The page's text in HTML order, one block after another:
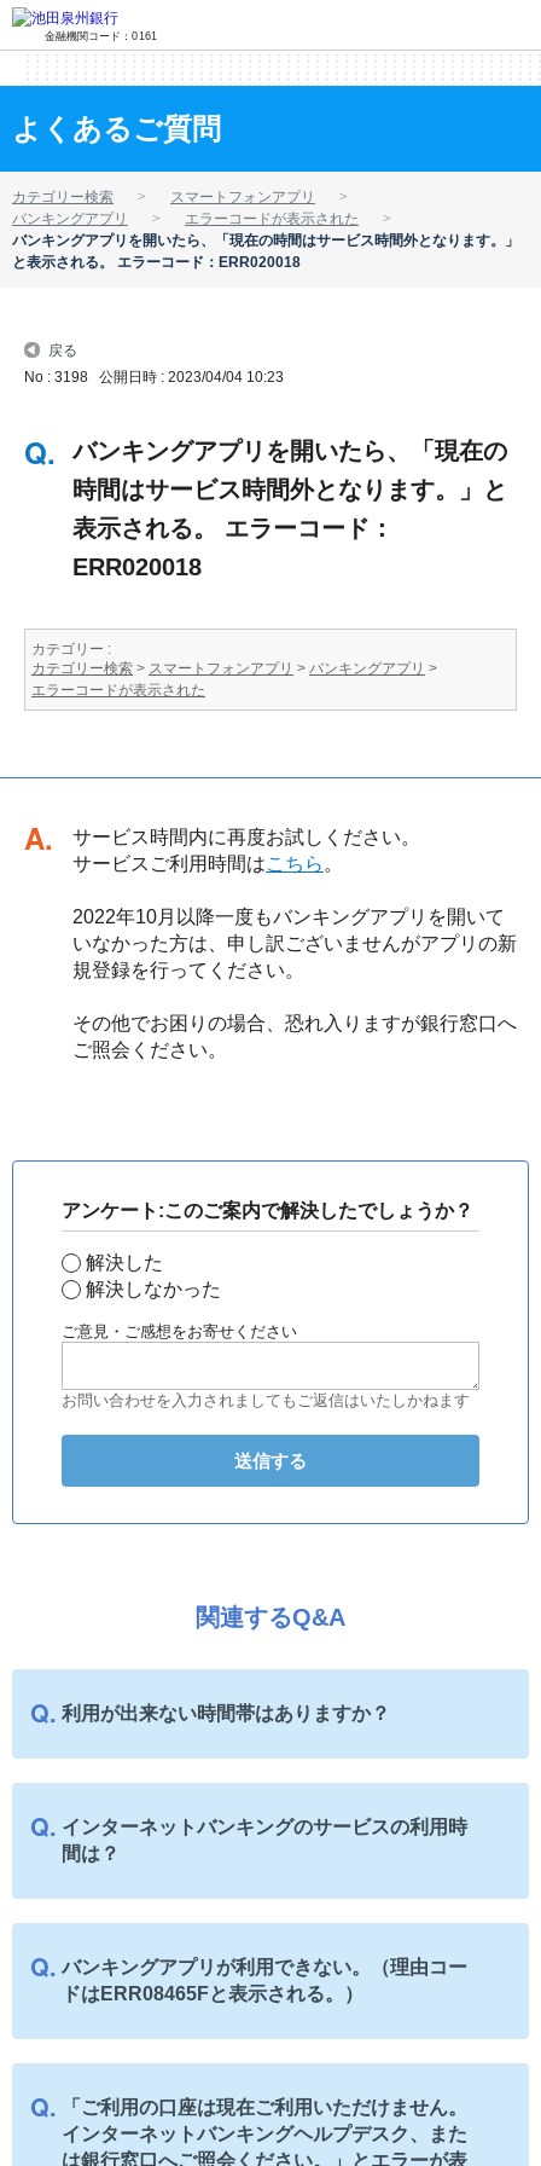
金融機関コード：0161
よくあるご質問
カテゴリー検索
スマートフォンアプリ
バンキングアプリ
エラーコードが表示された
バンキングアプリを開いたら、「現在の時間はサービス時間外となります。」
と表示される。 エラーコード：ERR020018
戻る
No : 3198 公開日時 : 2023/04/04 10:23
バンキングアプリを開いたら、「現在の
時間はサービス時間外となります。」と
表示される。 エラーコード：
ERR020018
カテゴリー :
カテゴリー検索 > スマートフォンアプリ > バンキングアプリ >
エラーコードが表示された
回答
サービス時間内に再度お試しください。
サービスご利用時間はこちら 。
2022年10月以降一度もバンキングアプリを開いて
いなかった方は、申し訳ございませんがアプリの新
規登録を行ってください。
その他でお困りの場合、恐れ入りますが銀行窓口へ
ご照会ください。
アンケート:このご案内で解決したでしょうか？
解決した
解決しなかった
ご意見・ご感想をお寄せください
お問い合わせを入力されましてもご返信はいたしかねます
関連するQ&A
利用が出来ない時間帯はありますか？
インターネットバンキングのサービスの利用時
間は？
バンキングアプリが利用できない。（理由コー
ドはERR08465Fと表示される。）
「ご利用の口座は現在ご利用いただけません。
インターネットバンキングヘルプデスク、また
は銀行窓口へご照会ください。」とエラーが表